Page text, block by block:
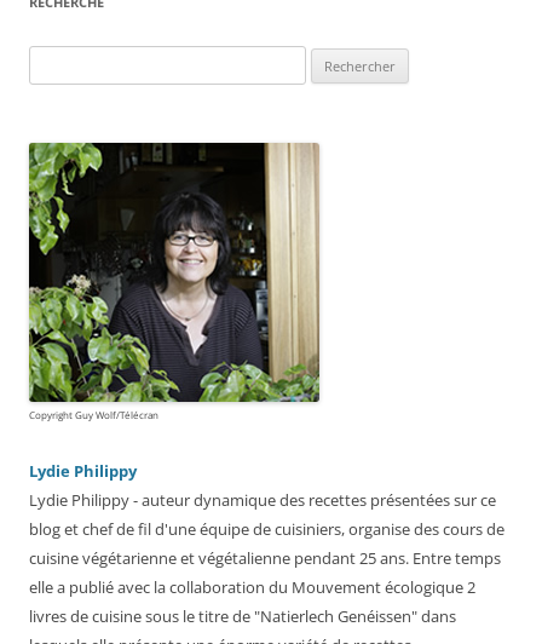
Copyright Guy Wolf/Télécran
Lydie Philippy
Lydie Philippy - auteur dynamique des recettes présentées sur ce
blog et chef de fil d'une équipe de cuisiniers, organise des cours de
cuisine végétarienne et végétalienne pendant 25 ans. Entre temps
elle a publié avec la collaboration du Mouvement écologique 2
livres de cuisine sous le titre de "Natierlech Genéissen" dans